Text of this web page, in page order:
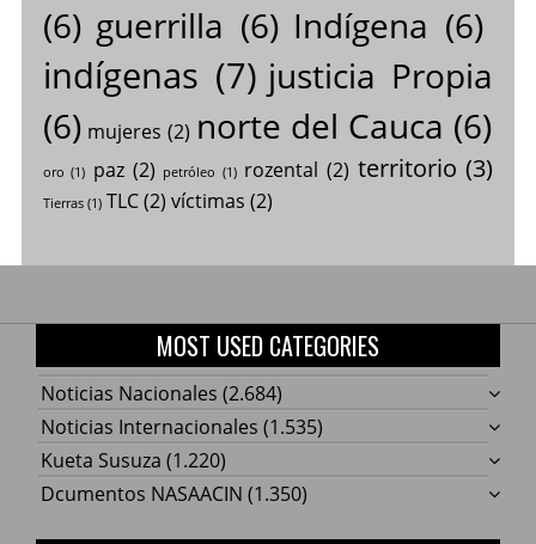
(6) guerrilla (6) Indígena (6)
indígenas (7) justicia Propia
(6) mujeres (2) norte del Cauca (6)
oro (1) paz (2) petróleo (1) rozental (2) territorio (3)
Tierras(1) TLC(2) víctimas (2)
MOST USED CATEGORIES
Noticias Nacionales (2.684)
Noticias Internacionales (1.535)
Kueta Susuza (1.220)
Dcumentos NASAACIN (1.350)